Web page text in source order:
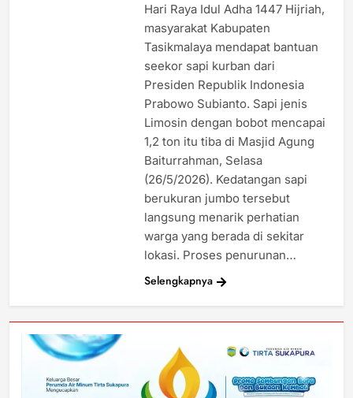
Hari Raya Idul Adha 1447 Hijriah,
masyarakat Kabupaten
Tasikmalaya mendapat bantuan
seekor sapi kurban dari
Presiden Republik Indonesia
Prabowo Subianto. Sapi jenis
Limosin dengan bobot mencapai
1,2 ton itu tiba di Masjid Agung
Baiturrahman, Selasa
(26/5/2026). Kedatangan sapi
berukuran jumbo tersebut
langsung menarik perhatian
warga yang berada di sekitar
lokasi. Proses penurunan…
Selengkapnya